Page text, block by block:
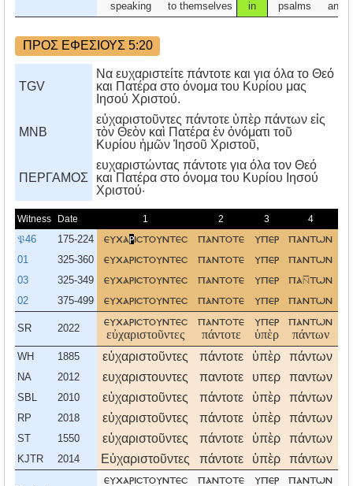
speaking
to themselves
in
psalms
and
ΠΡΟΣ ΕΦΕΣΙΟΥΣ 5:20
TGV
Να ευχαριστείτε πάντοτε και για όλα το Θεό
και Πατέρα στο όνομα του Κυρίου μας
Ιησού Χριστού.
MNB
εὐχαριστοῦντες πάντοτε ὑπὲρ πάντων εἰς
τὸν Θεὸν καὶ Πατέρα ἐν ὀνόματι τοῦ
Κυρίου ἡμῶν Ἰησοῦ Χριστοῦ,
ΠΕΡΓΑΜΟΣ
ευχαριστώντας πάντοτε για όλα τον Θεό
και Πατέρα στο όνομα του Kυρίου Iησού
Xριστού·
Witness Date 1 2 3 4
𝔓46 175-224 ευχαριστουντεσ παντοτε υπερ παντων
01 325-360 ευχαριστουντεσ παντοτε υπερ παντων
03 325-349 ευχαριστουντεσ παντοτε υπερ πατων
02 375-499 ευχαριστουντεσ παντοτε υπερ παντων
SR 2022
ευχαριστουντεσ
εὐχαριστοῦντες
παντοτε
πάντοτε
υπερ
ὑπὲρ
παντων
πάντων
WH 1885 εὐχαριστοῦντες πάντοτε ὑπὲρ πάντων
NA 2012 ευχαριστουντες παντοτε υπερ παντων
SBL 2010 εὐχαριστοῦντες πάντοτε ὑπὲρ πάντων
RP 2018 εὐχαριστοῦντες πάντοτε ὑπὲρ πάντων
ST 1550 εὐχαριστοῦντες πάντοτε ὑπὲρ πάντων
KJTR 2014 Εὐχαριστοῦντες πάντοτε ὑπὲρ πάντων
ευχαριστουντεσ παντοτε υπερ παντων